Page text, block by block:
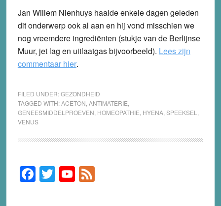
Jan Willem Nienhuys haalde enkele dagen geleden
dit onderwerp ook al aan en hij vond misschien we
nog vreemdere ingrediënten (stukje van de Berlijnse
Muur, jet lag en uitlaatgas bijvoorbeeld). Lees zijn
commentaar hier.
FILED UNDER:GEZONDHEID
TAGGED WITH:ACETON ANTIMATERIE
GENEESMIDDELPROEVEN HOMEOPATHIE HYENA, SPEEKSEL
VENUS
Primary
Sidebar
F
a
T
wi
Y
o
F